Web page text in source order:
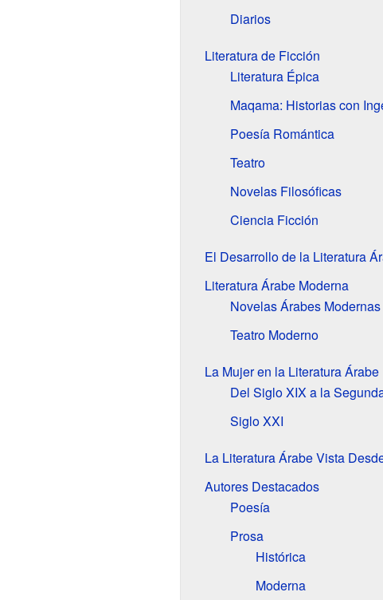
Diarios
Literatura de Ficción
Literatura Épica
Maqama: Historias con
Poesía Romántica
Teatro
Novelas Filosóficas
Ciencia Ficción
El Desarrollo de la Literatura
Literatura Árabe Moderna
Novelas Árabes Modernas
Teatro Moderno
La Mujer en la Literatura Árabe
Del Siglo XIX a la
Siglo XXI
La Literatura Árabe Vista
Autores Destacados
Poesía
Prosa
Histórica
Moderna